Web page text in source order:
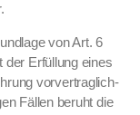
von Art. 6
der Erfül­lung eines
vorver­traglich­
Fällen beruht die